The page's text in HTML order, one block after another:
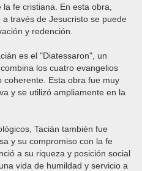
fe cristiana. En esta obra,
través de Jesucristo se puede
y redención.
es el "Diatessaron", un
los cuatro evangelios
coherente. Esta obra fue muy
y se utilizó ampliamente en la
Tacián también fue
y su compromiso con la fe
a su riqueza y posición social
vida de humildad y servicio a